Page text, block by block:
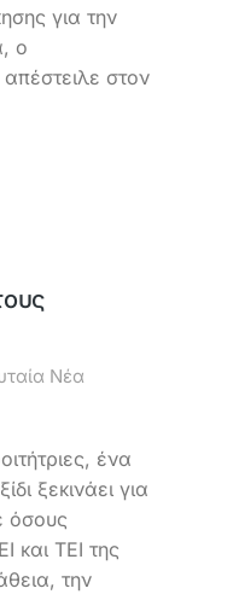
για την
ο
στον
Νέα
ένα
ξεκινάει για
όσους
και ΤΕΙ της
την